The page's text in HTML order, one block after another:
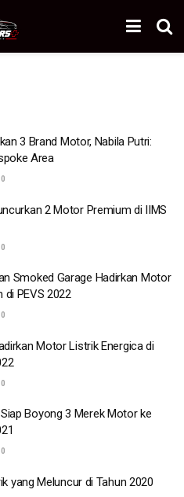
3 Brand Motor, Nabila Putri:
Area
0
2 Motor Premium di IIMS
0
Smoked Garage Hadirkan Motor
PEVS 2022
0
Motor Listrik Energica di
0
Siap Boyong 3 Merek Motor ke
0
yang Meluncur di Tahun 2020